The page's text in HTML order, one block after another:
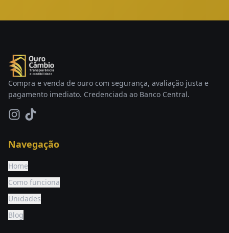
Compra e venda de ouro com segurança, avaliação justa e
pagamento imediato. Credenciada ao Banco Central.
Navegação
Home
Como funciona
Unidades
Blog